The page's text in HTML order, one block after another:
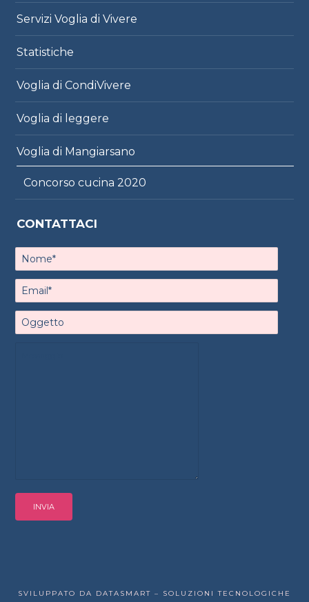
Servizi Voglia di Vivere
Statistiche
Voglia di CondiVivere
Voglia di leggere
Voglia di Mangiarsano
Concorso cucina 2020
CONTATTACI
SVILUPPATO DA DATASMART – SOLUZIONI TECNOLOGICHE